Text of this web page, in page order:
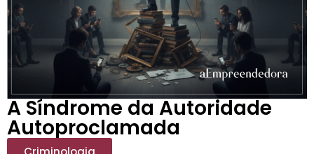
A Síndrome da Autoridade
Autoproclamada